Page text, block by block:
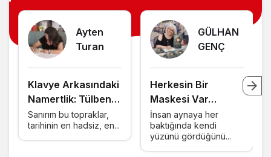
Ayten
Turan
Klavye Arkasındaki
Namertlik: Tülbenti
Kirleten Zihniyetler
Sanırım bu topraklar,
tarihinin en hadsiz, en...
GÜLHAN
GENÇ
Herkesin Bir
Maskesi Var…
İnsan aynaya her
baktığında kendi
yüzünü gördüğünü...